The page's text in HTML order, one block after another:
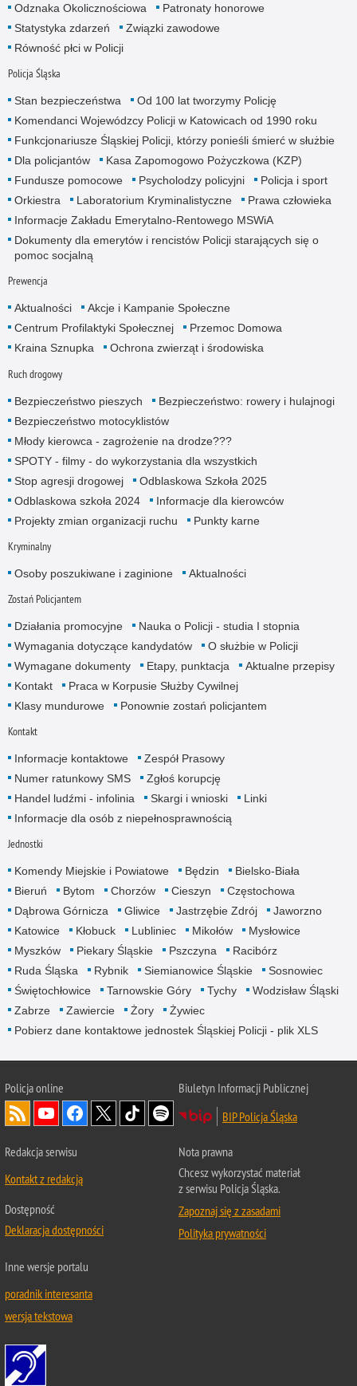
Odznaka Okolicznościowa
Patronaty honorowe
Statystyka zdarzeń
Związki zawodowe
Równość płci w Policji
Policja Śląska
Stan bezpieczeństwa
Od 100 lat tworzymy Policję
Komendanci Wojewódzcy Policji w Katowicach od 1990 roku
Funkcjonariusze Śląskiej Policji, którzy ponieśli śmierć w służbie
Dla policjantów
Kasa Zapomogowo Pożyczkowa (KZP)
Fundusze pomocowe
Psycholodzy policyjni
Policja i sport
Orkiestra
Laboratorium Kryminalistyczne
Prawa człowieka
Informacje Zakładu Emerytalno-Rentowego MSWiA
Dokumenty dla emerytów i rencistów Policji starających się o
pomoc socjalną
Prewencja
Aktualności
Akcje i Kampanie Społeczne
Centrum Profilaktyki Społecznej
Przemoc Domowa
Kraina Sznupka
Ochrona zwierząt i środowiska
Ruch drogowy
Bezpieczeństwo pieszych
Bezpieczeństwo: rowery i hulajnogi
Bezpieczeństwo motocyklistów
Młody kierowca - zagrożenie na drodze???
SPOTY - filmy - do wykorzystania dla wszystkich
Stop agresji drogowej
Odblaskowa Szkoła 2025
Odblaskowa szkoła 2024
Informacje dla kierowców
Projekty zmian organizacji ruchu
Punkty karne
Kryminalny
Osoby poszukiwane i zaginione Aktualności
Zostań Policjantem
Działania promocyjne
Nauka o Policji - studia I stopnia
Wymagania dotyczące kandydatów
O służbie w Policji
Wymagane dokumenty
Etapy, punktacja
Aktualne przepisy
Kontakt
Praca w Korpusie Służby Cywilnej
Klasy mundurowe
Ponownie zostań policjantem
Kontakt
Informacje kontaktowe
Zespół Prasowy
Numer ratunkowy SMS
Zgłoś korupcję
Handel ludźmi - infolinia
Skargi i wnioski
Linki
Informacje dla osób z niepełnosprawnością
Jednostki
Komendy Miejskie i Powiatowe Będzin
Bielsko-Biała
Bieruń
Bytom Chorzów Cieszyn
Częstochowa
Dąbrowa Górnicza
Gliwice Jastrzębie Zdrój
Jaworzno
Katowice
Kłobuck Lubliniec Mikołów
Mysłowice
Myszków
Piekary Śląskie Pszczyna
Racibórz
Ruda Śląska
Rybnik Siemianowice Śląskie
Sosnowiec
Świętochłowice
Tarnowskie Góry Tychy
Wodzisław Śląski
Zabrze
Zawiercie Żory
Żywiec
Pobierz dane kontaktowe jednostek Śląskiej Policji - plik XLS
Policja online
Biuletyn Informacji Publicznej
BIP Policja Śląska
Redakcja serwisu
Kontakt z redakcją
Dostępność
Deklaracja dostępności
Nota prawna
Chcesz wykorzystać materiał
z serwisu Policja Śląska.
Zapoznaj się z zasadami
Polityka prywatności
Inne wersje portalu
poradnik interesanta
wersja tekstowa